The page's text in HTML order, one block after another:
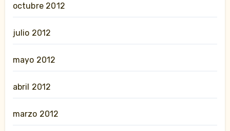
octubre 2012
julio 2012
mayo 2012
abril 2012
marzo 2012